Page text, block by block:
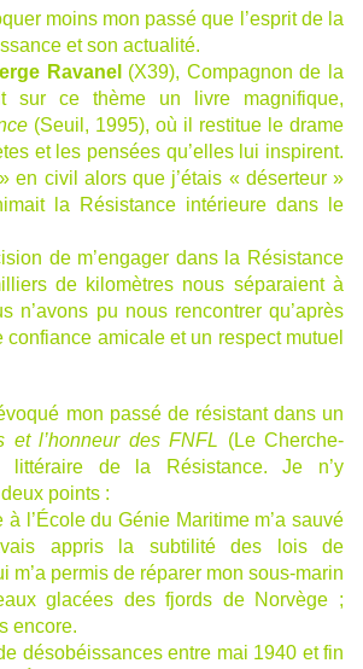
moins mon passé que l’esprit de la
et son actualité.
Ravanel (X39), Compagnon de la
sur ce thème un livre magnifique,
(Seuil, 1995), où il restitue le drame
et les pensées qu’elles lui inspirent.
en civil alors que j’étais « déserteur »
la Résistance intérieure dans le
de m’engager dans la Résistance
de kilomètres nous séparaient à
n’avons pu nous rencontrer qu’après
confiance amicale et un respect mutuel
mon passé de résistant dans un
et l’honneur des FNFL (Le Cherche-
littéraire de la Résistance. Je n’y
points :
du Génie Maritime m’a sauvé
appris la subtilité des lois de
m’a permis de réparer mon sous-marin
glacées des fjords de Norvège ;
encore.
entre mai 1940 et fin